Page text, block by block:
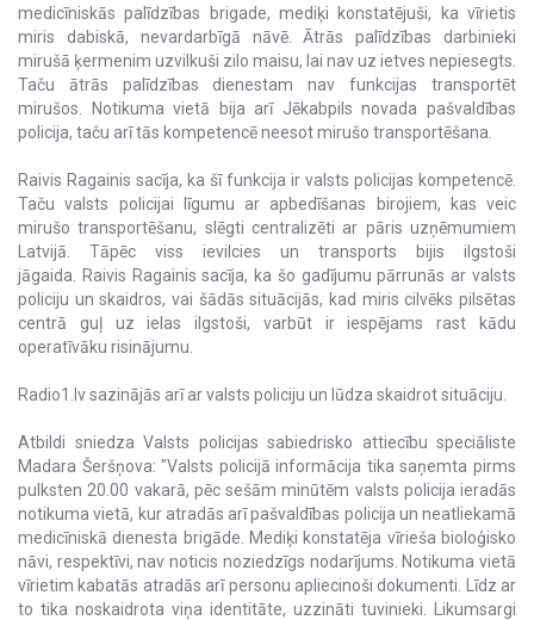
medicīniskās palīdzības brigade, mediķi konstatējuši, ka vīrietis
miris dabiskā, nevardarbīgā nāvē. Ātrās palīdzības darbinieki
mirušā ķermenim uzvilkuši zilo maisu, lai nav uz ietves nepiesegts.
Taču ātrās palīdzības dienestam nav funkcijas transportēt
mirušos. Notikuma vietā bija arī Jēkabpils novada pašvaldības
policija, taču arī tās kompetencē neesot mirušo transportēšana.
Raivis Ragainis sacīja, ka šī funkcija ir valsts policijas kompetencē.
Taču valsts policijai līgumu ar apbedīšanas birojiem, kas veic
mirušo transportēšanu, slēgti centralizēti ar pāris uzņēmumiem
Latvijā. Tāpēc viss ievilcies un transports bijis ilgstoši
jāgaida. Raivis Ragainis sacīja, ka šo gadījumu pārrunās ar valsts
policiju un skaidros, vai šādās situācijās, kad miris cilvēks pilsētas
centrā guļ uz ielas ilgstoši, varbūt ir iespējams rast kādu
operatīvāku risinājumu.
Radio1.lv sazinājās arī ar valsts policiju un lūdza skaidrot situāciju.
Atbildi sniedza Valsts policijas sabiedrisko attiecību speciāliste
Madara Šeršņova: "Valsts policijā informācija tika saņemta pirms
pulksten 20.00 vakarā, pēc sešām minūtēm valsts policija ieradās
notikuma vietā, kur atradās arī pašvaldības policija un neatliekamā
medicīniskā dienesta brigāde. Mediķi konstatēja vīrieša bioloģisko
nāvi, respektīvi, nav noticis noziedzīgs nodarījums. Notikuma vietā
vīrietim kabatās atradās arī personu apliecinoši dokumenti. Līdz ar
to tika noskaidrota viņa identitāte, uzzināti tuvinieki. Likumsargi